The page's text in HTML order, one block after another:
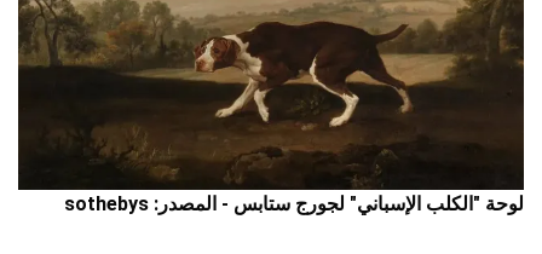
لوحة "الكلب الإسباني" لجورج ستابس - المصدر: sothebys